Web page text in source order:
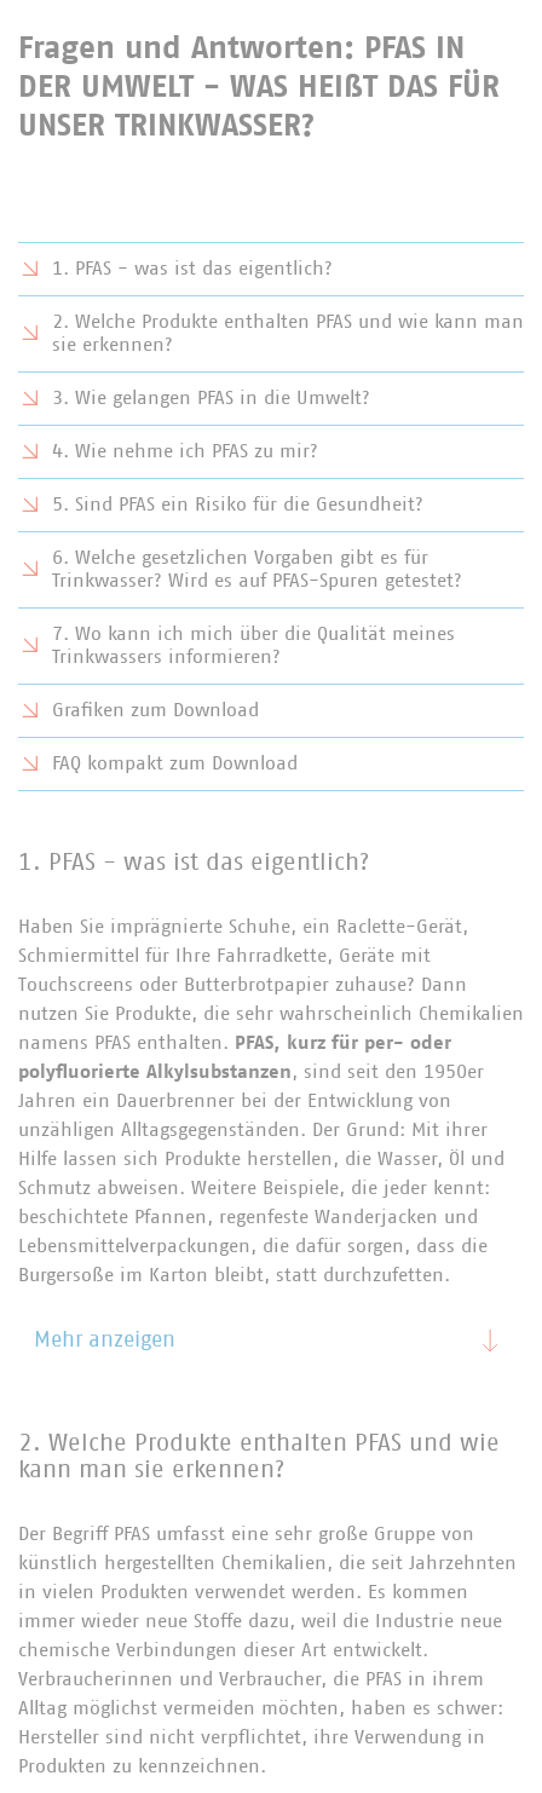
Fragen und Antworten: PFAS IN
DER UMWELT - WAS HEIßT DAS FÜR
UNSER TRINKWASSER?
1. PFAS - was ist das eigentlich?
2. Welche Produkte enthalten PFAS und wie kann man
sie erkennen?
3. Wie gelangen PFAS in die Umwelt?
4. Wie nehme ich PFAS zu mir?
5. Sind PFAS ein Risiko für die Gesundheit?
6. Welche gesetzlichen Vorgaben gibt es für
Trinkwasser? Wird es auf PFAS-Spuren getestet?
7. Wo kann ich mich über die Qualität meines
Trinkwassers informieren?
Grafiken zum Download
FAQ kompakt zum Download
1. PFAS - was ist das eigentlich?
Haben Sie imprägnierte Schuhe, ein Raclette-Gerät,
Schmiermittel für Ihre Fahrradkette, Geräte mit
Touchscreens oder Butterbrotpapier zuhause? Dann
nutzen Sie Produkte, die sehr wahrscheinlich Chemikalien
namens PFAS enthalten. PFAS, kurz für per- oder
polyfluorierte Alkylsubstanzen, sind seit den 1950er
Jahren ein Dauerbrenner bei der Entwicklung von
unzähligen Alltagsgegenständen. Der Grund: Mit ihrer
Hilfe lassen sich Produkte herstellen, die Wasser, Öl und
Schmutz abweisen. Weitere Beispiele, die jeder kennt:
beschichtete Pfannen, regenfeste Wanderjacken und
Lebensmittelverpackungen, die dafür sorgen, dass die
Burgersoße im Karton bleibt, statt durchzufetten.
Mehr anzeigen
2. Welche Produkte enthalten PFAS und wie
kann man sie erkennen?
Der Begriff PFAS umfasst eine sehr große Gruppe von
künstlich hergestellten Chemikalien, die seit Jahrzehnten
in vielen Produkten verwendet werden. Es kommen
immer wieder neue Stoffe dazu, weil die Industrie neue
chemische Verbindungen dieser Art entwickelt.
Verbraucherinnen und Verbraucher, die PFAS in ihrem
Alltag möglichst vermeiden möchten, haben es schwer:
Hersteller sind nicht verpflichtet, ihre Verwendung in
Produkten zu kennzeichnen.